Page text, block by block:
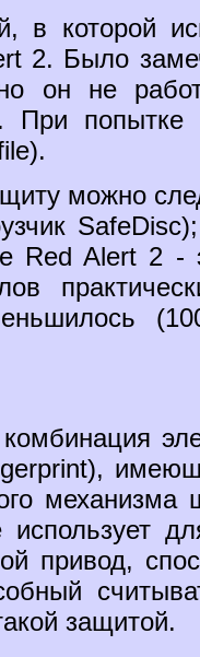
в которой
2. Было
но он не
При попытке
можно
Red Alert 2 -
использует
привод,
защитой.